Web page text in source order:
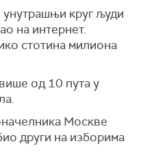
круг људи
на интернет.
стотина милиона
од 10 пута у
Москве
други на изборима